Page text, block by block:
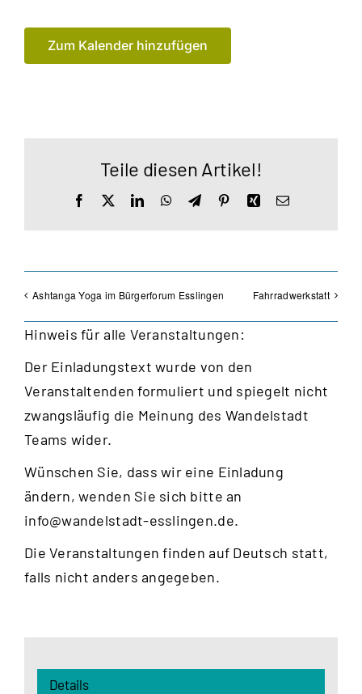
Zum Kalender hinzufügen
Teile diesen Artikel!
Facebook LinkedInWhatsApp
TelegramPinterestXingE-
Ashtanga Yoga im Bürgerforum Esslingen Fahrradwerkstatt
Hinweis für alle Veranstaltungen:
Der Einladungstext wurde von den
Veranstaltenden formuliert und spiegelt nicht
zwangsläufig die Meinung des Wandelstadt
Teams wider.
Wünschen Sie, dass wir eine Einladung
ändern, wenden Sie sich bitte an
info@wandelstadt-esslingen.de.
Die Veranstaltungen finden auf Deutsch statt,
falls nicht anders angegeben.
Details